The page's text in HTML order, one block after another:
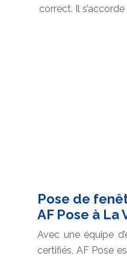
correct. Il
Pose de
AF Pose à La
Avec une équipe
certifiés, AF Pose